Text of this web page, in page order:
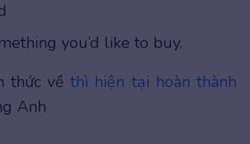
you’d like to buy.
thức vềthì hiện tại hoàn thành
Anh